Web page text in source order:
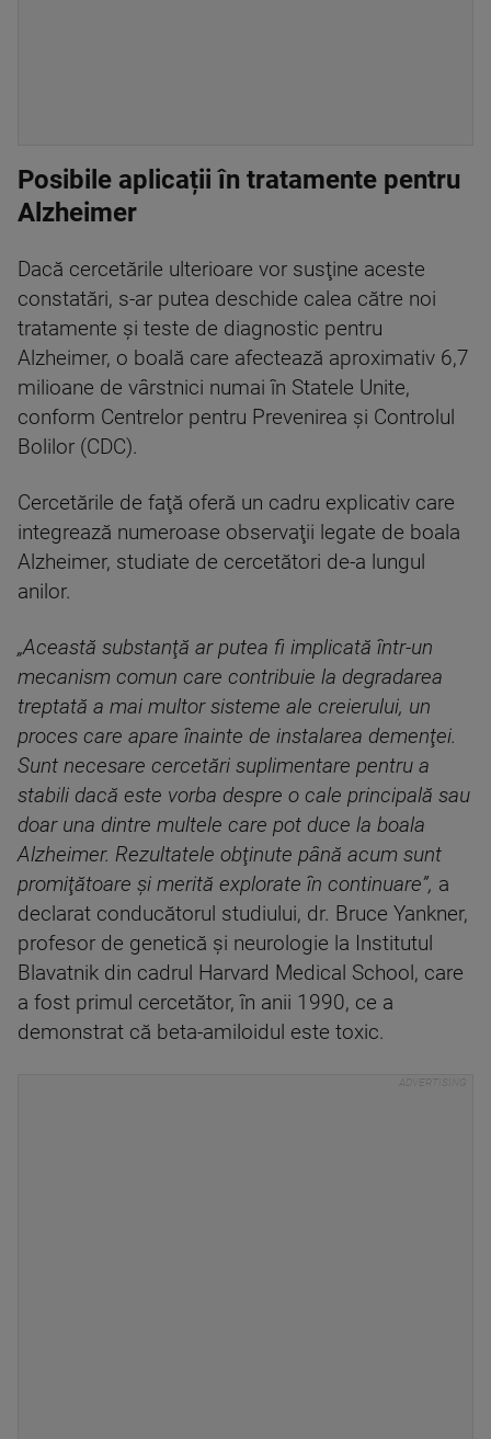
Posibile aplicații în tratamente pentru
Alzheimer
Dacă cercetările ulterioare vor susţine aceste
constatări, s-ar putea deschide calea către noi
tratamente şi teste de diagnostic pentru
Alzheimer, o boală care afectează aproximativ 6,7
milioane de vârstnici numai în Statele Unite,
conform Centrelor pentru Prevenirea şi Controlul
Bolilor (CDC).
Cercetările de faţă oferă un cadru explicativ care
integrează numeroase observaţii legate de boala
Alzheimer, studiate de cercetători de-a lungul
anilor.
„Această substanţă ar putea fi implicată într-un
mecanism comun care contribuie la degradarea
treptată a mai multor sisteme ale creierului, un
proces care apare înainte de instalarea demenţei.
Sunt necesare cercetări suplimentare pentru a
stabili dacă este vorba despre o cale principală sau
doar una dintre multele care pot duce la boala
Alzheimer. Rezultatele obţinute până acum sunt
promiţătoare şi merită explorate în continuare”, a
declarat conducătorul studiului, dr. Bruce Yankner,
profesor de genetică şi neurologie la Institutul
Blavatnik din cadrul Harvard Medical School, care
a fost primul cercetător, în anii 1990, ce a
demonstrat că beta-amiloidul este toxic.